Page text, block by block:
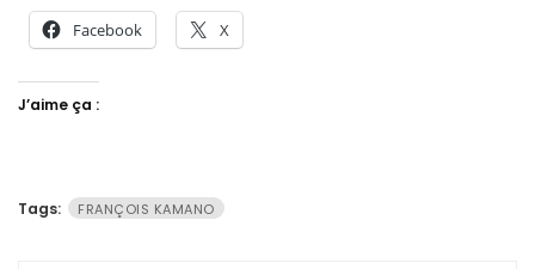
Facebook X
J’aime ça :
Tags: FRANÇOIS KAMANO